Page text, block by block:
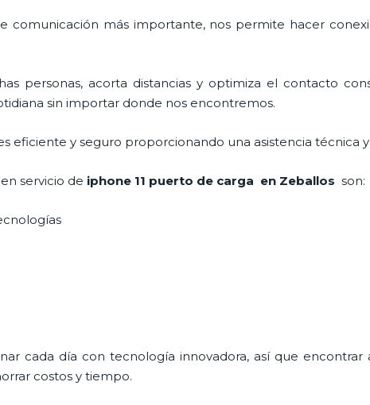
comunicación más importante, nos permite hacer
personas, acorta distancias y optimiza el contacto
sin importar donde nos encontremos.
eficiente y seguro proporcionando una asistencia técnica
servicio de iphone 11 puerto de carga en Zeballos son:
cada día con tecnología innovadora, así que
costos y tiempo.